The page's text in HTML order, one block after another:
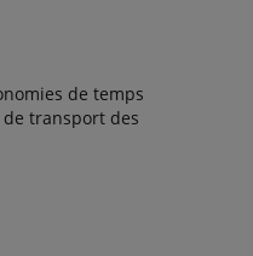
de temps
transport des